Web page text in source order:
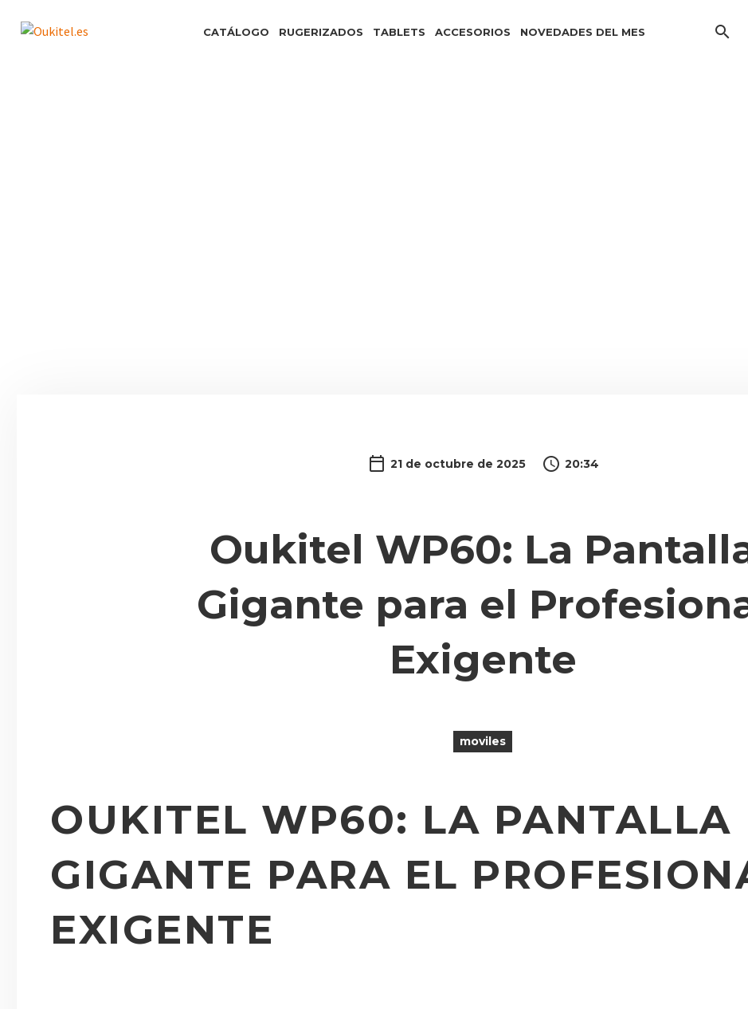
CATÁLOGO RUGERIZADOS TABLETS ACCESORIOS NOVEDADES DEL MES
21 de octubre de 2025 20:34
Oukitel WP60: La
Gigante para el
Exigente
moviles
OUKITEL WP60: LA PANTALLA
GIGANTE PARA EL
EXIGENTE